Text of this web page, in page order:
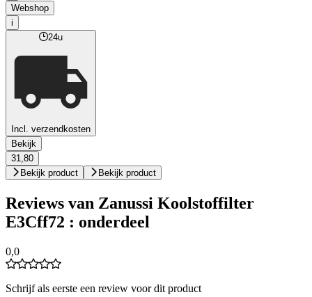
Webshop
i
24u
Incl. verzendkosten
Bekijk
31,80
Bekijk product
Bekijk product
Reviews van Zanussi Koolstoffilter
E3Cff72 : onderdeel
0,0
Schrijf als eerste een review voor dit product